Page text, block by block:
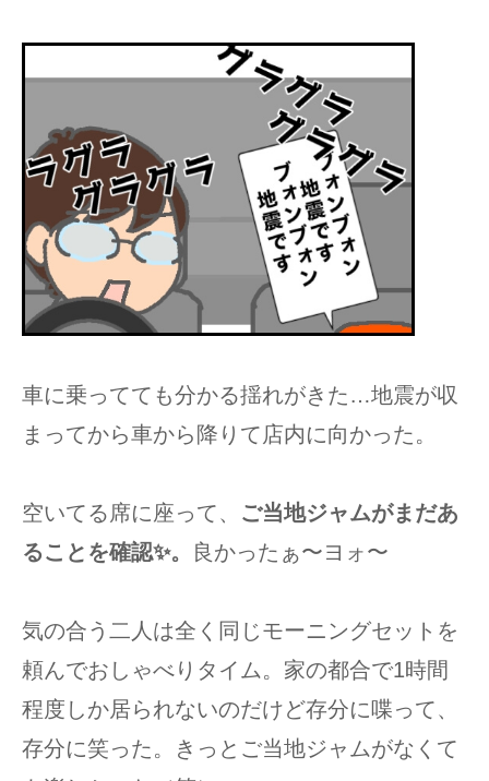
車に乗ってても分かる揺れがきた…地震が収
まってから車から降りて店内に向かった。
空いてる席に座って、 ご当地ジャムがまだあ
ることを確認✨。
良かったぁ〜ヨォ〜
気の合う二人は全く同じモーニングセットを
頼んでおしゃべりタイム。家の都合で1時間
程度しか居られないのだけど存分に喋って、
存分に笑った。きっとご当地ジャムがなくて